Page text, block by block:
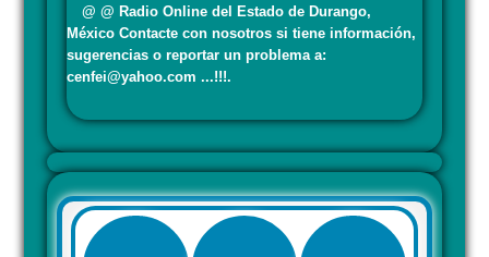
@ @ Radio Online del Estado de Durango,
México Contacte con nosotros si tiene información,
sugerencias o reportar un problema a:
cenfei@yahoo.com ...!!!.